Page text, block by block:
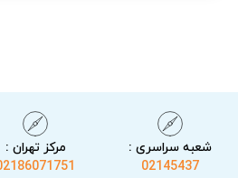
شعبه سراسری :
02145437
مرکز تهران :